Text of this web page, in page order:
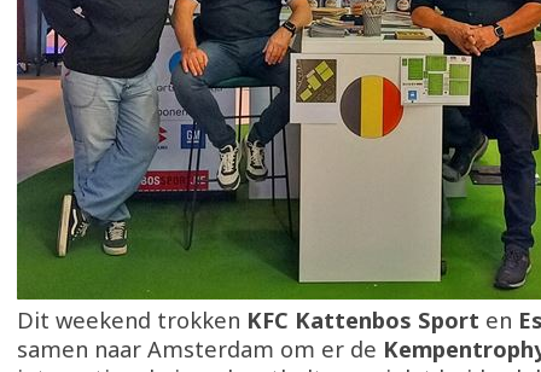
Dit weekend trokken KFC Kattenbos Sport en
samen naar Amsterdam om er de